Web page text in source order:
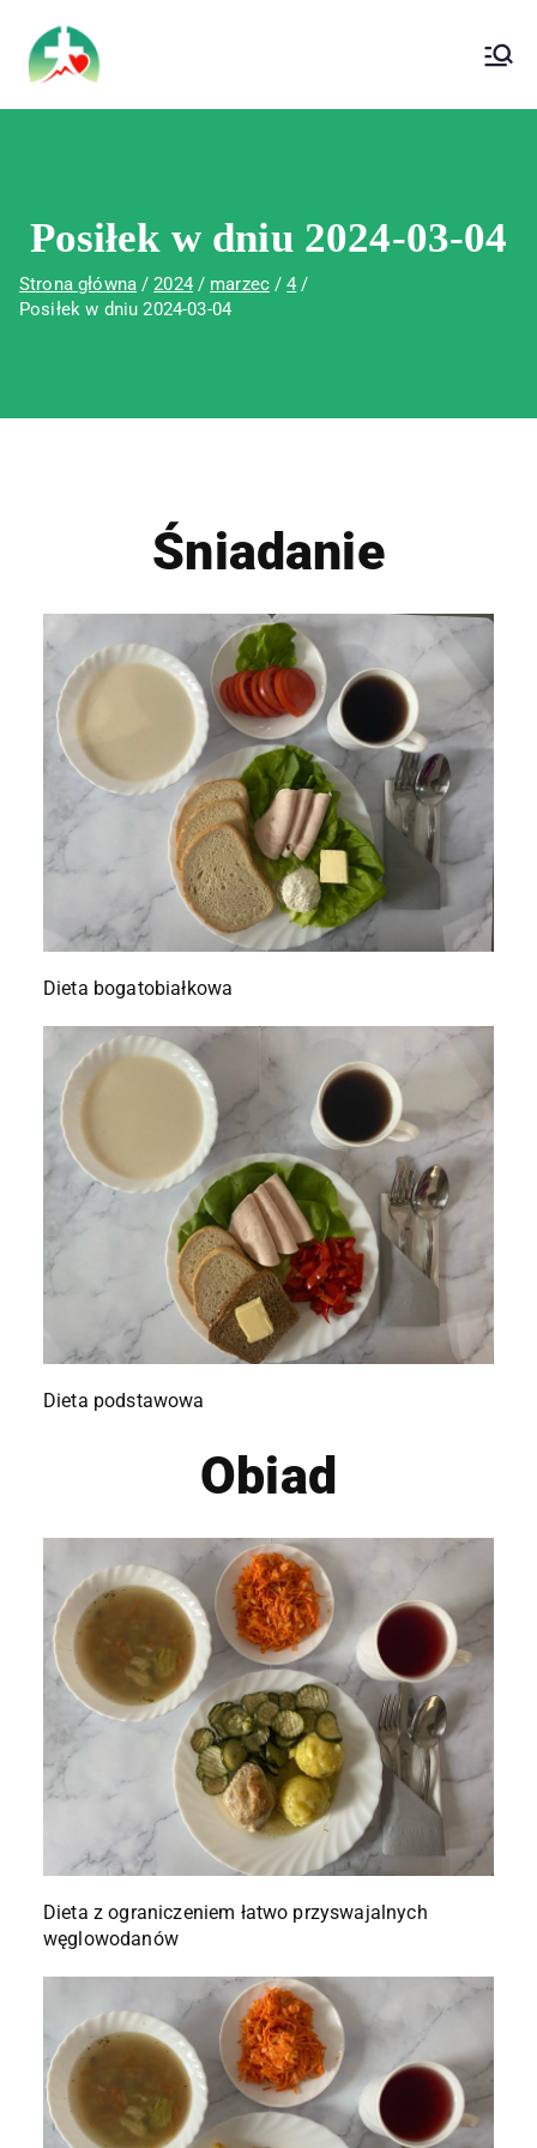
Wojewódzki Szpital Specjalistyczny im.
Św. Rafała w Czerwonej Górze
Posiłek w dniu 2024-03-04
Strona główna 2024 marzec
4
Posiłek w dniu 2024-03-04
Śniadanie
Dieta bogatobiałkowa
Dieta podstawowa
Obiad
Dieta z ograniczeniem łatwo przyswajalnych
węglowodanów